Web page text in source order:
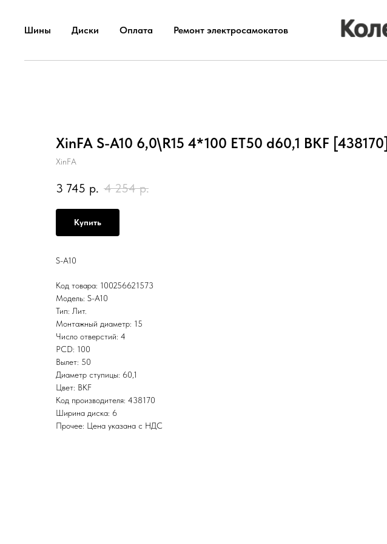
Шины Диски Оплата Ремонт электросамокатов
XinFA S-A10 6,0\R15 4*100 ET50 d60,1 BKF [438170]
XinFA
3 745 р. 4 254 р.
Купить
S-A10
Код товара: 100256621573
Модель: S-A10
Тип: Лит.
Монтажный диаметр: 15
Число отверстий: 4
PCD: 100
Вылет: 50
Диаметр ступицы: 60,1
Цвет: BKF
Код производителя: 438170
Ширина диска: 6
Прочее: Цена указана с НДС